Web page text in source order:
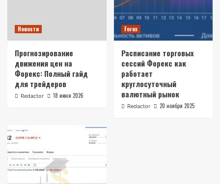
Новости
Прогнозирование
движения цен на
Форекс: Полный гайд
для трейдеров
Redactor 18 июня 2026
Forex
Расписание торговых
сессий Форекс как
работает
круглосуточный
валютный рынок
Redactor 20 ноября 2025